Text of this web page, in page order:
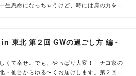
生懸命になっちゃうけど、時には肩の力を抜
東北 第２回 GWの過ごし方 編 -
くて幸せ。でも、やっぱり大変！ ナコ家の
・仙台からゆる〜くお届けします。第２回は